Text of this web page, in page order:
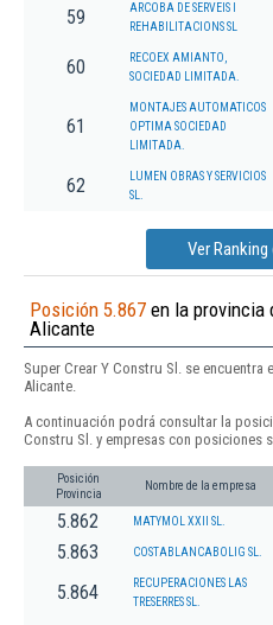
59
ARCOBA DE SERVEIS I
REHABILITACIONS SL
60
RECOEX AMIANTO,
SOCIEDAD LIMITADA.
61
MONTAJES AUTOMATICOS
OPTIMA SOCIEDAD
LIMITADA.
62
LUMEN OBRAS Y SERVICIOS
SL.
Ver
Posición 5.867 en la provincia
Alicante
Super Crear Y Constru Sl. se encuentra
Alicante.
A continuación podrá consultar la
Constru Sl. y empresas con posiciones
Posición
Provincia
Nombre de la empresa
5.862 MATYMOL XXII SL.
5.863 COSTABLANCABOLIG SL.
5.864
RECUPERACIONES LAS
TRESERRES SL.